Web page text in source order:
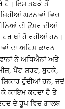
ਹੈ। ਇਸ ਤਬਕੇ ਤੋਂ
ਘਟਨਾਵਾਂ ਵਿਚ
ਦੀ ਉਮਰ ਦੀਆਂ
ਥਾਂ ਹੋ ਰਹੀਆਂ ਹਨ।
ਦਾ ਅਹਿਮ ਕਾਰਨ
ਨੇ ਅਧਿਐਨਾਂ ਅਤੇ
ਪੈਂਟ-ਸ਼ਰਟ, ਬੁਰਕੇ,
ਸ਼ਿਕਾਰ ਹੁੰਦੀਆਂ ਹਨ, ਜਦੋਂ
ਕਾਇਮ ਕਰਦਾ ਹੈ ਤੇ
ਦੇ ਰੂਪ ਵਿਚ ਗ਼ਾਲਬ